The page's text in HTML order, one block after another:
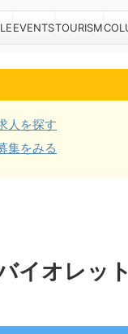
EVENTSTOURISM
人を探す
集をみる
イオレッ